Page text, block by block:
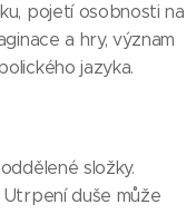
pojetí osobnosti na
a hry, význam
jazyka.
složky.
duše může